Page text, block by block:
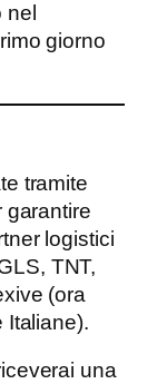
giorno
tramite
garantire
logistici
TNT,
(ora
Italiane).
una